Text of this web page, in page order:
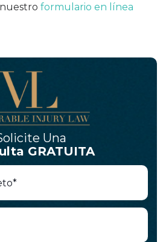
formulario en línea
Una
GRATUITA